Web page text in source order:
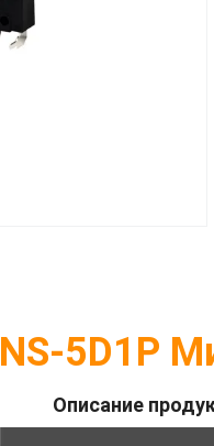
NS-5D1P
Описание